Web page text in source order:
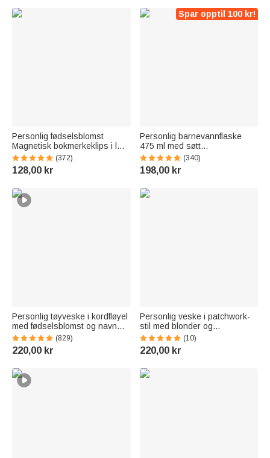
Personlig fødselsblomst
Magnetisk bokmerkeklips i lær
med navn Bursdagsgave til
bokelskere Bokorm
(372)
128,00 kr
Spar opptil 100 kr!
Personlig barnevannflaske
475 ml med søtt
skogsdyrdesign navn og
silikonsugerør bursdags og
skolestartgave til gutter og
(340)
198,00 kr
Personlig tøyveske i kordfløyel
med fødselsblomst og navn
romslig skulderveske til daglig
bruk bursdagsgave til dame
(829)
220,00 kr
Personlig veske i patchwork-
stil med blonder og
fødselsblomst, stor kapasitet, i
kordfløyel, med navn – til
daglig bruk, reise og som
(10)
220,00 kr